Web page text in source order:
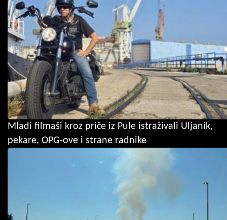
Mladi filmaši kroz priče iz Pule istraživali Uljanik,
pekare, OPG-ove i strane radnike